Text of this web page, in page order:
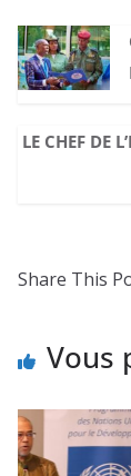
LE CHEF DE
Share This
Vous